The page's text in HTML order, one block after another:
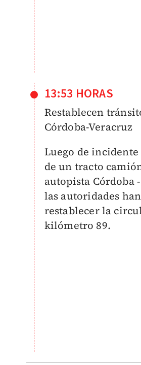
13:53 HORAS
Restablecen
Córdoba-Veracruz
Luego de
de un tracto
autopista Córdoba
las autoridades
restablecer la
kilómetro 89.